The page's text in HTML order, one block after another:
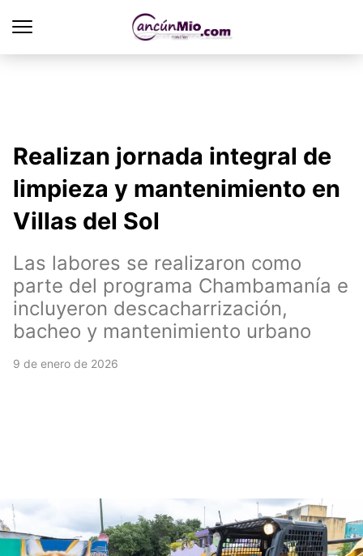
Realizan jornada integral de
limpieza y mantenimiento en
Villas del Sol
Las labores se realizaron como
parte del programa Chambamanía e
incluyeron descacharrización,
bacheo y mantenimiento urbano
9 de enero de 2026